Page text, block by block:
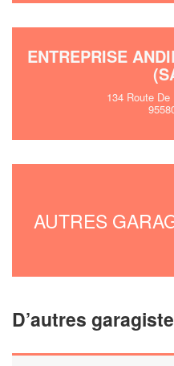
ENTREPRISE
134 Route
AUTRES
D’autres